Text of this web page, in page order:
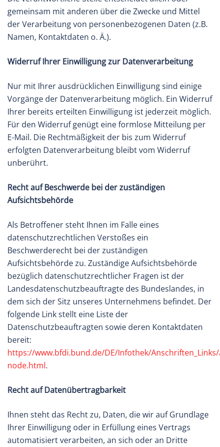
gemeinsam mit anderen über die Zwecke und Mittel
der Verarbeitung von personenbezogenen Daten (z.B.
Namen, Kontaktdaten o. Ä.).
Widerruf Ihrer Einwilligung zur Datenverarbeitung
Nur mit Ihrer ausdrücklichen Einwilligung sind einige
Vorgänge der Datenverarbeitung möglich. Ein Widerruf
Ihrer bereits erteilten Einwilligung ist jederzeit möglich.
Für den Widerruf genügt eine formlose Mitteilung per
E-Mail. Die Rechtmäßigkeit der bis zum Widerruf
erfolgten Datenverarbeitung bleibt vom Widerruf
unberührt.
Recht auf Beschwerde bei der zuständigen
Aufsichtsbehörde
Als Betroffener steht Ihnen im Falle eines
datenschutzrechtlichen Verstoßes ein
Beschwerderecht bei der zuständigen
Aufsichtsbehörde zu. Zuständige Aufsichtsbehörde
bezüglich datenschutzrechtlicher Fragen ist der
Landesdatenschutzbeauftragte des Bundeslandes, in
dem sich der Sitz unseres Unternehmens befindet. Der
folgende Link stellt eine Liste der
Datenschutzbeauftragten sowie deren Kontaktdaten
bereit:
https://www.bfdi.bund.de/DE/Infothek/
node.html.
Recht auf Datenübertragbarkeit
Ihnen steht das Recht zu, Daten, die wir auf Grundlage
Ihrer Einwilligung oder in Erfüllung eines Vertrags
automatisiert verarbeiten, an sich oder an Dritte